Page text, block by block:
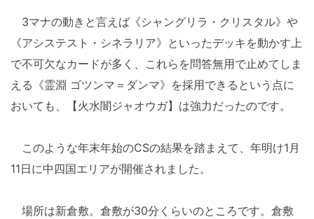
3マナの動きと言えば《シャングリラ・クリスタル》や
《アシステスト・シネラリア》といったデッキを動かす上
で不可欠なカードが多く、これらを問答無用で止めてしま
える《霊淵 ゴツンマ＝ダンマ》を採用できるという点に
おいても、【火水闇ジャオウガ】は強力だったのです。
このような年末年始のCSの結果を踏まえて、年明け1月
11日に中四国エリアが開催されました。
場所は新倉敷。倉敷が30分くらいのところです。倉敷